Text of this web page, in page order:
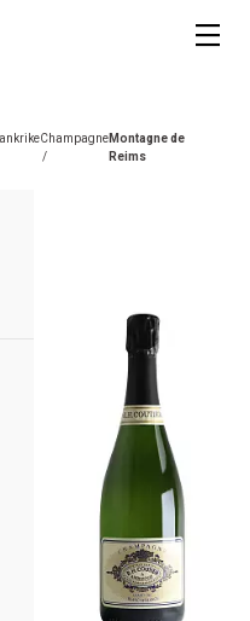
Champagne
/
Montagne de
Reims